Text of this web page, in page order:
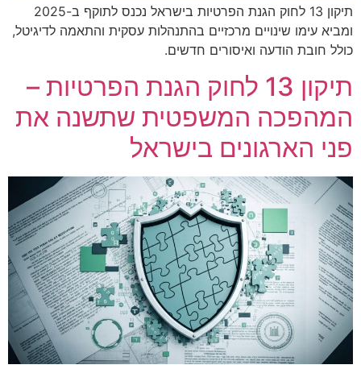
תיקון 13 לחוק הגנת הפרטיות בישראל נכנס לתוקף ב-2025
ומביא עימו שינויים מרכזיים בהתנהלות עסקית והתאמה לדיגיטל,
כולל חובת הודעה ואיסורים חדשים.
תיקון 13 לחוק הגנת הפרטיות –
המהפכה המשפטית שתשנה את
פני הארגונים בישראל